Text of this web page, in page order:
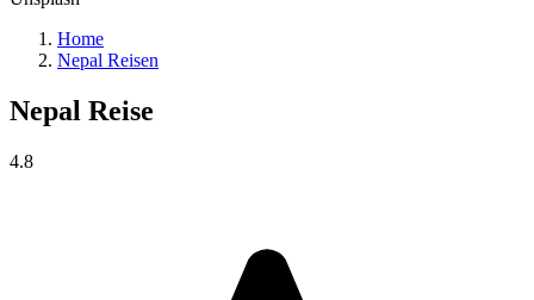
Home
Nepal Reisen
Nepal Reise
4.8